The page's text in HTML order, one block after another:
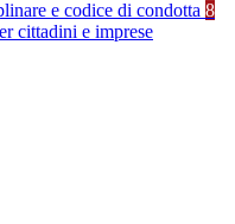
e codice di condotta 8
cittadini e imprese